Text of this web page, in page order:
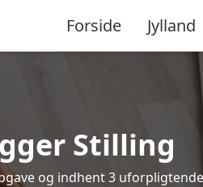
Forside Jylland
Stilling
og indhent 3